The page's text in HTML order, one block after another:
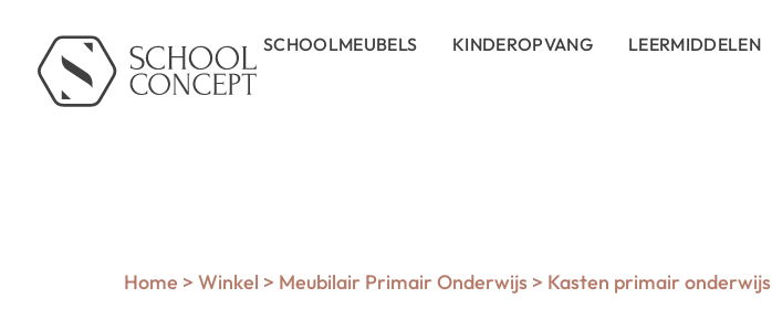
SCHOOLMEUBELS KINDEROPVANG LEERMIDDELEN
Home > Winkel > Meubilair Primair Onderwijs > Kasten primair onderwijs